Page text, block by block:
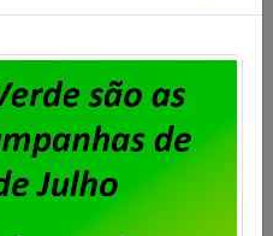
2027 do Serpro
de percentual
Fortalecimento
ao valor
dia do empregado.
estipulado em